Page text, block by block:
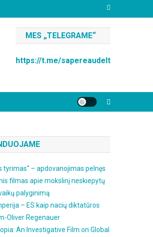
MES „TELEGRAME“
https://t.me/sapereaudelt
tyrimas“ – apdovanojimas pelnęs
filmas apie mokslinį neskiepytų
palyginimą
– ES kaip nacių diktatūros
Oliver Regenauer
An Investigative Film on Global